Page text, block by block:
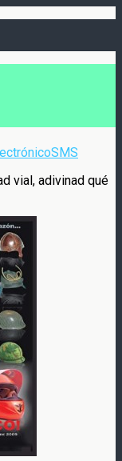
SMS
vial, adivinad qué